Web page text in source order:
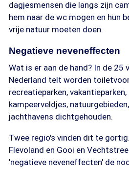
dagjesmensen die langs zijn
hem naar de wc mogen en hun
vrije natuur moeten doen.
Negatieve neveneffecten
Wat is er aan de hand? In de 25
Nederland telt worden
recreatieparken,
kampeerveldjes,
jachthavens dichtgehouden.
Twee regio's vinden dit te
Flevoland en Gooi en
'negatieve neveneffecten' de